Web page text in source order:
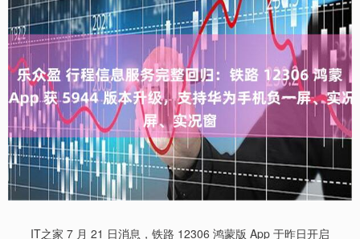
IT之家 7 月 21 日消息，铁路 12306 鸿蒙版 App 于昨日开启